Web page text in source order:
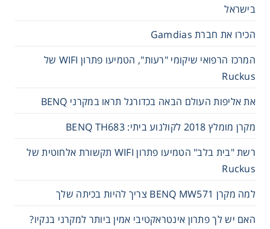
בישראל
הכירו את חברת Gamdias
המרכז הרפואי שיקומי "רעות", הטמיעו פתרון WIFI של
Ruckus
את אליפות העולם הבאה בכדורגל תראו במקרני BENQ
מקרן מומלץ 2018 לקולנוע ביתי: BENQ TH683
רשת "בית בלב" הטמיעו פתרון WIFI תקשורת אלחוטית של
Ruckus
למה מקרן BENQ MW571 צריך להיות בכיתה שלך
האם יש לך פתרון אינטראקטיבי אמין ביותר למקרני בנקיו?